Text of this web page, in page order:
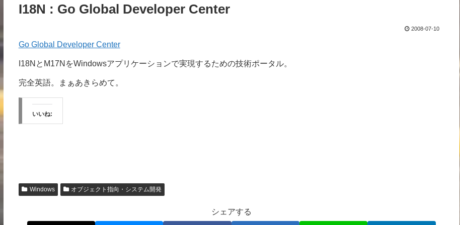
I18N : Go Global Developer Center
2008-07-10
Go Global Developer Center
I18NとM17NをWindowsアプリケーションで実現するための技術ポータル。
完全英語。まぁあきらめて。
いいね:
Windows オブジェクト指向・システム開発
シェアする